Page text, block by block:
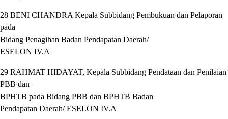
28 BENI CHANDRA Kepala Subbidang Pembukuan dan Pelaporan
pada
Bidang Penagihan Badan Pendapatan Daerah/
ESELON IV.A
29 RAHMAT HIDAYAT, Kepala Subbidang Pendataan dan Penilaian
PBB dan
BPHTB pada Bidang PBB dan BPHTB Badan
Pendapatan Daerah/ ESELON IV.A